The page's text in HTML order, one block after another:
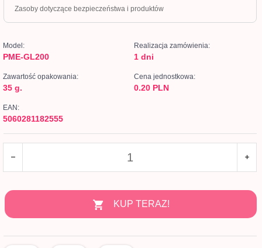
Zasoby dotyczące bezpieczeństwa i produktów
Model:
PME-GL200
Realizacja zamówienia:
1 dni
Zawartość opakowania:
35 g.
Cena jednostkowa:
0.20 PLN
EAN:
5060281182555
KUP TERAZ!